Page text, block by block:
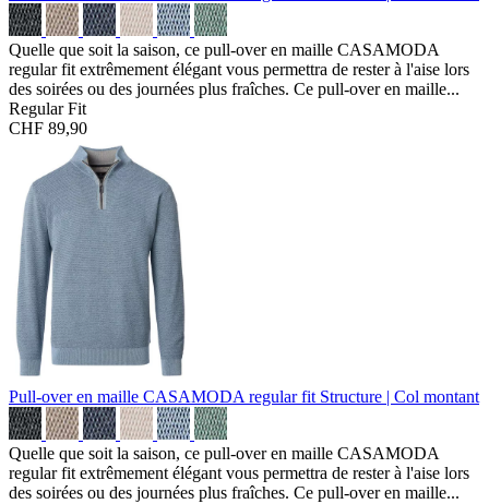
Quelle que soit la saison, ce pull-over en maille CASAMODA
regular fit extrêmement élégant vous permettra de rester à l'aise lors
des soirées ou des journées plus fraîches. Ce pull-over en maille...
Regular Fit
CHF 89,90
Pull-over en maille CASAMODA regular fit Structure | Col montant
Quelle que soit la saison, ce pull-over en maille CASAMODA
regular fit extrêmement élégant vous permettra de rester à l'aise lors
des soirées ou des journées plus fraîches. Ce pull-over en maille...